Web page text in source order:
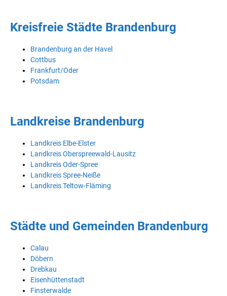
Kreisfreie Städte Brandenburg
Brandenburg an der Havel
Cottbus
Frankfurt/Oder
Potsdam
Landkreise Brandenburg
Landkreis Elbe-Elster
Landkreis Oberspreewald-Lausitz
Landkreis Oder-Spree
Landkreis Spree-Neiße
Landkreis Teltow-Fläming
Städte und Gemeinden Brandenburg
Calau
Döbern
Drebkau
Eisenhüttenstadt
Finsterwalde